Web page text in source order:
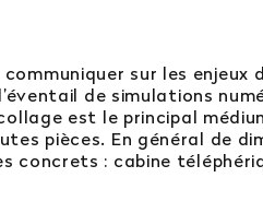
sur les enjeux
de simulations
est le principal
pièces. En général de
concrets : cabine